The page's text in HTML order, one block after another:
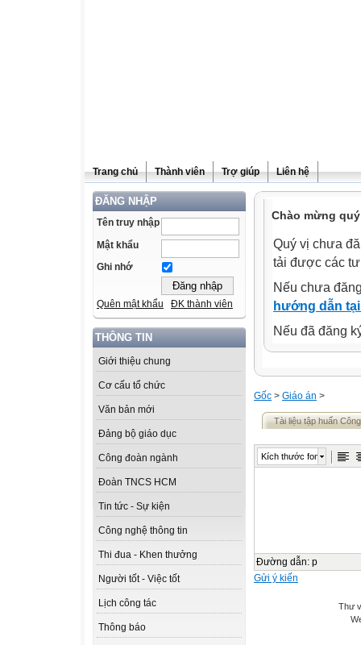
Trang chủ Thành viên Trợ giúp Liên hệ
ĐĂNG NHẬP
Tên truy nhập
Mật khẩu
Ghi nhớ
Quên mật khẩu ĐK thành viên
THÔNG TIN
Giới thiệu chung
Cơ cấu tổ chức
Văn bản mới
Đảng bộ giáo dục
Công đoàn ngành
Đoàn TNCS HCM
Tin tức - Sự kiện
Công nghệ thông tin
Thi đua - Khen thưởng
Người tốt - Việc tốt
Lịch công tác
Thông báo
Chào mừng
Quý vị chưa
tải được các
Nếu chưa
hướng dẫn
Nếu đã đăng
Gốc > Giáo án >
Tài liệu tập huấn
Kích thước font
Đường dẫn: p
Gửi ý kiến
Thư